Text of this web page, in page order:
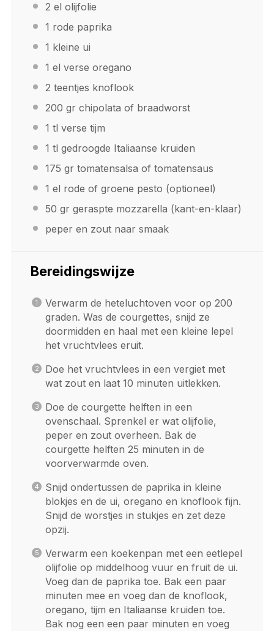
2 el olijfolie
1 rode paprika
1 kleine ui
1 el verse oregano
2 teentjes knoflook
200 gr chipolata of braadworst
1 tl verse tijm
1 tl gedroogde Italiaanse kruiden
175 gr tomatensalsa of tomatensaus
1 el rode of groene pesto (optioneel)
50 gr geraspte mozzarella (kant-en-klaar)
peper en zout naar smaak
Bereidingswijze
Verwarm de heteluchtoven voor op 200
graden. Was de courgettes, snijd ze
doormidden en haal met een kleine lepel
het vruchtvlees eruit.
Doe het vruchtvlees in een vergiet met
wat zout en laat 10 minuten uitlekken.
Doe de courgette helften in een
ovenschaal. Sprenkel er wat olijfolie,
peper en zout overheen. Bak de
courgette helften 25 minuten in de
voorverwarmde oven.
Snijd ondertussen de paprika in kleine
blokjes en de ui, oregano en knoflook fijn.
Snijd de worstjes in stukjes en zet deze
opzij.
Verwarm een koekenpan met een eetlepel
olijfolie op middelhoog vuur en fruit de ui.
Voeg dan de paprika toe. Bak een paar
minuten mee en voeg dan de knoflook,
oregano, tijm en Italiaanse kruiden toe.
Bak nog een een paar minuten en voeg